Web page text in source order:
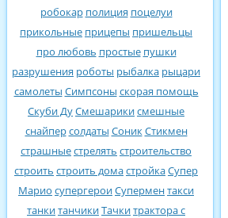
робокар полиция поцелуи
прикольные прицепы пришельцы
про любовь простые пушки
разрушения роботы рыбалка рыцари
самолеты Симпсоны скорая помощь
Скуби ДуСмешарикисмешные
снайперсолдаты СоникСтикмен
страшныестрелять строительство
строить строить домастройкаСупер
Марио супергероиСуперментакси
танкитанчикиТачкитрактора с